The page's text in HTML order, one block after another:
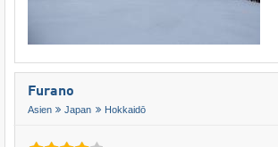
Furano
Asien Japan Hokkaidō